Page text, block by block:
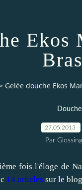
Ekos
Gelée douche Ekos
Douche
27.05.2013
Par
fois l'éloge de
14 articles sur le